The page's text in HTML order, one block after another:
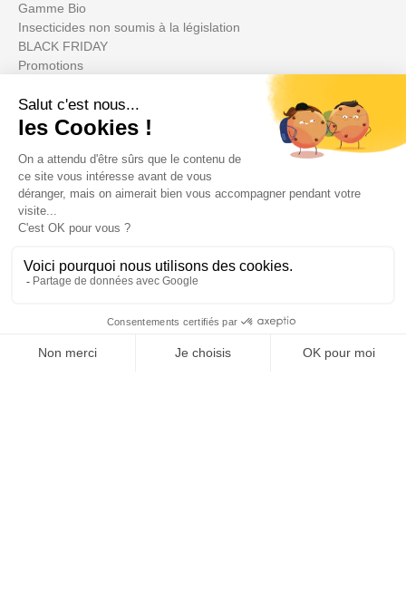
Gamme Bio
Insecticides non soumis à la législation
BLACK FRIDAY
Promotions
Il tuo account
Informations
